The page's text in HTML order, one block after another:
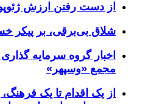
از دست رفتن ارزش
شلاق‌ بی‌برقی، بر پیکر
مجمع «وسپهر»
از یک اقدام تا یک فرهنگ،